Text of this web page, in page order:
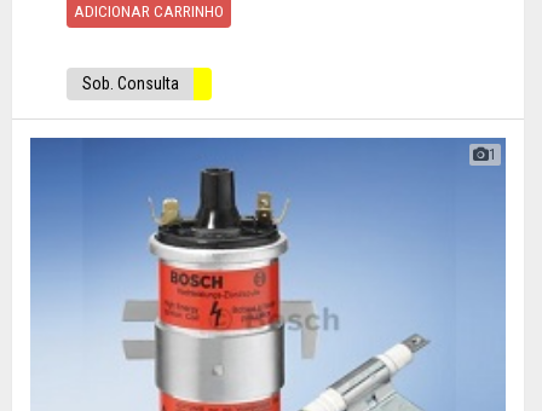
ADICIONAR CARRINHO
Sob. Consulta
1